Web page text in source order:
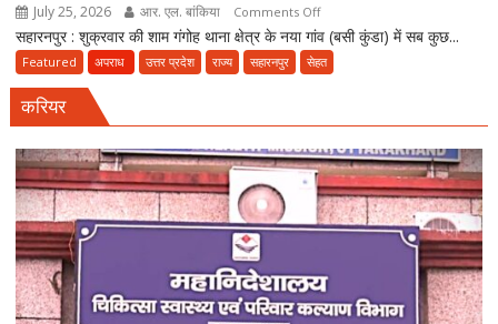
July 25, 2026 आर. एल. बांकिया Comments Offon
मौत
का
पटाखा
फैक्ट्री
में
बिखर
जिंदगियां,
दो
सहारनपुर : शुक्रवार की शाम गंगोह थाना क्षेत्र के नया गांव (बसी कुंडा) में सब कुछ...
Featured अपराध उत्तर प्रदेश राज्य सहारनपुर सेहत
करियर